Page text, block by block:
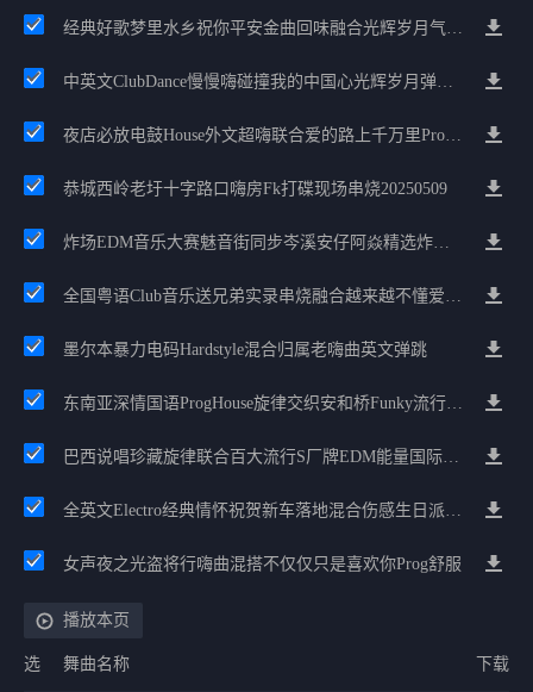
经典好歌梦里水乡祝你平安金曲回味融合光辉岁月气氛中文兄弟串烧
中英文ClubDance慢慢嗨碰撞我的中国心光辉岁月弹鼓车载
夜店必放电鼓House外文超嗨联合爱的路上千万里Prog包房漫步上头
恭城西岭老圩十字路口嗨房fk打碟现场串烧20250509
炸场EDM音乐大赛魅音街同步岑溪安仔阿焱精选炸场歌路串烧
全国粤语Club音乐送兄弟实录串烧融合越来越不懂爱的哲学遗憾专辑
墨尔本暴力电码Hardstyle混合归属老嗨曲英文弹跳
东南亚深情国语ProgHouse旋律交织安和桥Funky流行情怀串烧
巴西说唱珍藏旋律联合百大流行S厂牌EDM能量国际电音串烧
全英文Electro经典情怀祝贺新车落地混合伤感生日派对中文Club串烧
女声夜之光盗将行嗨曲混搭不仅仅只是喜欢你Prog舒服
播放本页
选 舞曲名称 下载